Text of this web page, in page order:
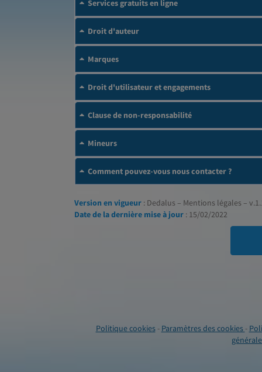
Services gratuits en ligne
Droit d'auteur
Marques
Droit d'utilisateur et engagements
Clause de non-responsabilité
Mineurs
Comment pouvez-vous nous contacter ?
Version en vigueur : Dedalus – Mentions légales –
Date de la dernière mise à jour : 15/02/2022
Politique cookies- Paramètres des cookies-